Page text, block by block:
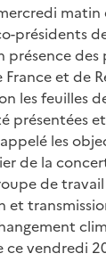
matin
présidents
des
et de
les feuilles
présentées
les
de la
de
et
vendredi